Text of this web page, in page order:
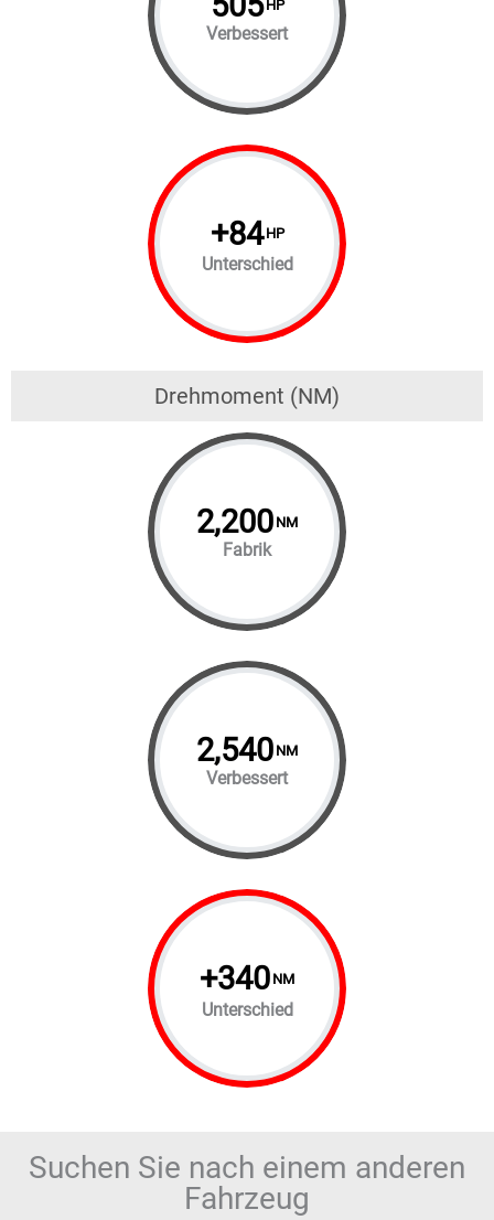
HP
Verbessert
+84 HP
Unterschied
Drehmoment (NM)
2,200 NM
Fabrik
2,540 NM
Verbessert
+340 NM
Unterschied
Suchen Sie nach einem anderen
Fahrzeug